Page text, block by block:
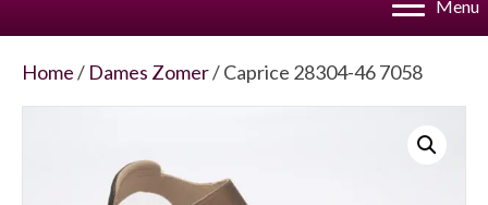
Menu
Home/ Dames Zomer/ Caprice 28304-46 7058